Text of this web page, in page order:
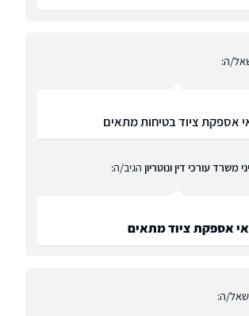
ה:
אספקת ציוד בטיחות מתאים
משרד עורכי דין ונוטריון הגיב/ה:
אספקת ציוד מתאים
שאל/ה: